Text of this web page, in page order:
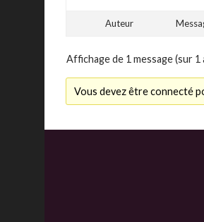
Auteur
Affichage de 1 message (sur 1
Vous devez être connecté